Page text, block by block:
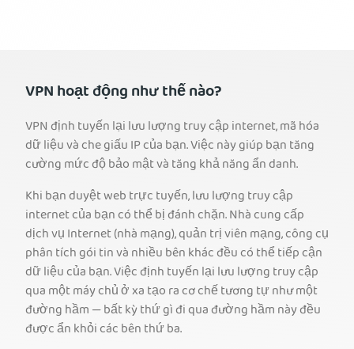
VPN hoạt động như thế nào?
VPN định tuyến lại lưu lượng truy cập internet, mã hóa
dữ liệu và che giấu IP của bạn. Việc này giúp bạn tăng
cường mức độ bảo mật và tăng khả năng ẩn danh.
Khi bạn duyệt web trực tuyến, lưu lượng truy cập
internet của bạn có thể bị đánh chặn. Nhà cung cấp
dịch vụ Internet (nhà mạng), quản trị viên mạng, công cụ
phân tích gói tin và nhiều bên khác đều có thể tiếp cận
dữ liệu của bạn. Việc định tuyến lại lưu lượng truy cập
qua một máy chủ ở xa tạo ra cơ chế tương tự như một
đường hầm — bất kỳ thứ gì đi qua đường hầm này đều
được ẩn khỏi các bên thứ ba.